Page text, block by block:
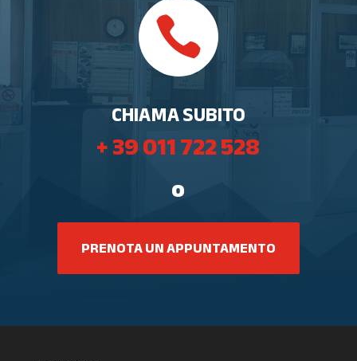

CHIAMA SUBITO
+ 39 011 722 528
o
PRENOTA UN APPUNTAMENTO